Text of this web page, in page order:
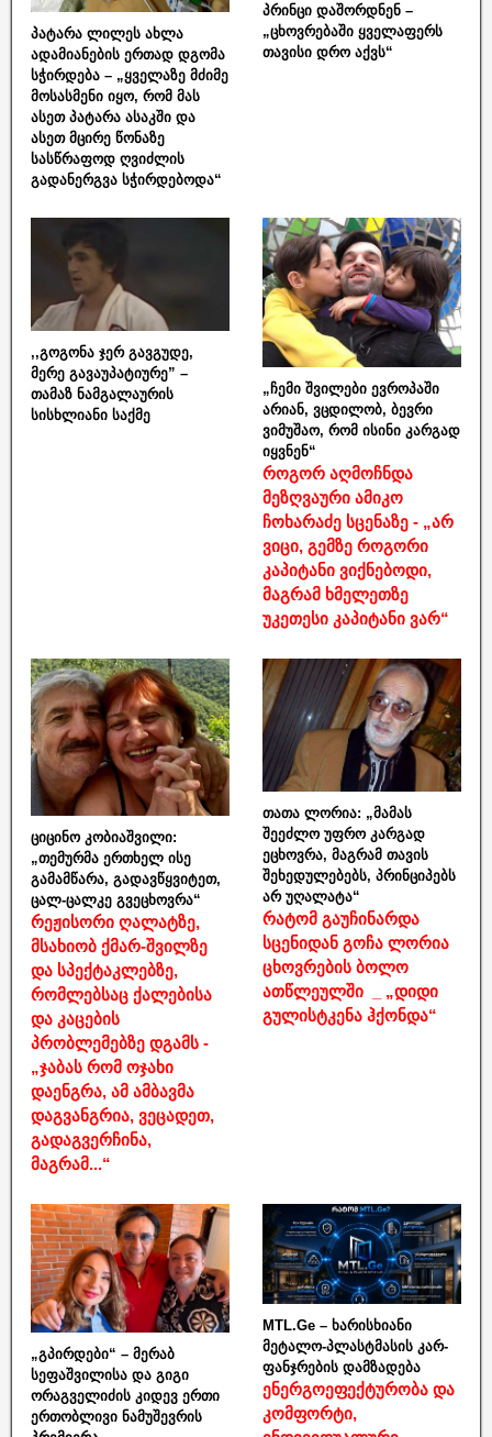
პატარა ლილეს ახლა
ადამიანების ერთად დგომა
სჭირდება – „ყველაზე მძიმე
მოსასმენი იყო, რომ მას
ასეთ პატარა ასაკში და
ასეთ მცირე წონაზე
სასწრაფოდ ღვიძლის
გადანერგვა სჭირდებოდა“
პრინცი დაშორდნენ –
„ცხოვრებაში ყველაფერს
თავისი დრო აქვს“
,,გოგონა ჯერ გავგუდე,
მერე გავაუპატიურე” –
თამაზ ნამგალაურის
სისხლიანი საქმე
„ჩემი შვილები ევროპაში
არიან, ვცდილობ, ბევრი
ვიმუშაო, რომ ისინი კარგად
იყვნენ“
როგორ აღმოჩნდა
მეზღვაური ამიკო
ჩოხარაძე სცენაზე - „არ
ვიცი, გემზე როგორი
კაპიტანი ვიქნებოდი,
მაგრამ ხმელეთზე
უკეთესი კაპიტანი ვარ“
ციცინო კობიაშვილი:
„თემურმა ერთხელ ისე
გამამწარა, გადავწყვიტეთ,
ცალ-ცალკე გვეცხოვრა“
რეჟისორი ღალატზე,
მსახიობ ქმარ-შვილზე
და სპექტაკლებზე,
რომლებსაც ქალებისა
და კაცების
პრობლემებზე დგამს -
„ჯაბას რომ ოჯახი
დაენგრა, ამ ამბავმა
დაგვანგრია, ვეცადეთ,
გადაგვერჩინა,
მაგრამ...“
თათა ლორია: „მამას
შეეძლო უფრო კარგად
ეცხოვრა, მაგრამ თავის
შეხედულებებს, პრინციპებს
არ უღალატა“
რატომ გაუჩინარდა
სცენიდან გოჩა ლორია
ცხოვრების ბოლო
ათწლეულში _ „დიდი
გულისტკენა ჰქონდა“
„გპირდები“ – მერაბ
სეფაშვილისა და გიგი
ორაგველიძის კიდევ ერთი
ერთობლივი ნამუშევრის
MTL.Ge – ხარისხიანი
მეტალო-პლასტმასის კარ-
ფანჯრების დამზადება
ენერგოეფექტურობა და
კომფორტი,